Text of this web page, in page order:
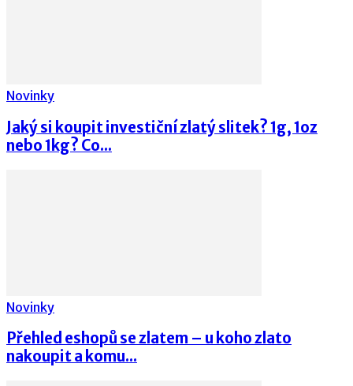
Novinky
Jaký si koupit investiční zlatý slitek? 1g, 1oz
nebo 1kg? Co...
Novinky
Přehled eshopů se zlatem – u koho zlato
nakoupit a komu...